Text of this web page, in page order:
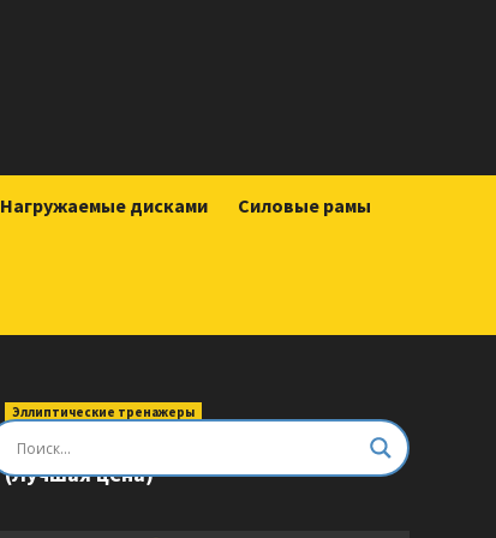
Нагружаемые дисками Силовые рамы
Эллиптические тренажеры
Эллиптический тренажер DFC E8745T
(Лучшая цена)